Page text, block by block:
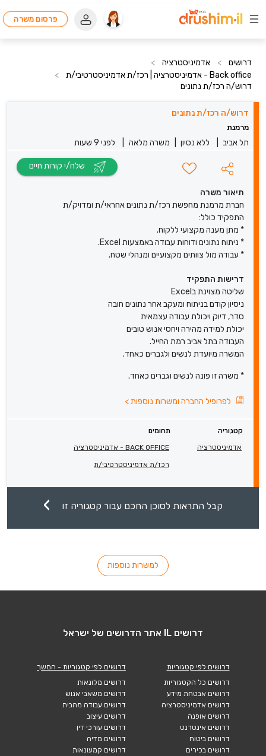
פרסום משרה
דרושים > אדמיניסטרציה
>
Back office - אדמיניסטרציה | רכז/ת אדמיניסטרטיבי/ת
>
דרוש/ה רכז/ת נתונים
דרוש/ה רכז/ת נתונים
מרמנת
תל אביב ללא נסיון משרה מלאה לפני 9 שעות
תיאור משרה
חברת מרמנת מחפשת רכז/ת נתונים אחראי/ת ומדויק/ת
התפקיד כולל:
* מתן מענה מקצועי ללקוח.
* ניתוח נתונים ודוחות עבודה באמצעות Excel.
* עבודה מול צוותים מקצועיים ומנהלי שטח.
דרישות התפקיד
שליטה מצוינת בExcel
ניסיון קודם בניתוח ומעקב אחר נתונים חובה
סדר, דיוק ויכולת עבודה עצמאית
יכולת למידה מהירה ויחסי אנוש טובים
העבודה בתל אביב רמת החייל.
המשרה מיועדת לנשים ולגברים כאחד.
* משרה זו פונה לנשים וגברים כאחד.
לפרופיל החברה ומשרות נוספות>
קטגוריה
תחומים
אדמיניסטרציה
BACK OFFICE - אדמיניסטרציה
רכז/ת אדמיניסטרטיבי/ת
קבל התראות לסוכן החכם עבור קטגוריה זו
למשרות נוספות
דרושים IL אתר הדרושים של ישראל
דרושים לפי קטגוריות
דרושים כל הקטגוריות
דרושים אבטחת מידע
דרושים אדמיניסטרציה
דרושים אופנה
דרושים אינטרנט
דרושים ביטוח
דרושים בכירים
דרושים לפי קטגוריות - המשך
דרושים מלונאות
דרושים משאבי אנוש
דרושים עבודה מהבית
דרושים עיצוב
דרושים עורכי דין
דרושים מדיה
דרושים קמעונאות